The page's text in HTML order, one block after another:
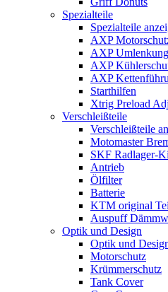
Spezialteile
Spezialteile
AXP
AXP
AXP
AXP
Starthilfen
Xtrig Preload
Verschleißteile
Verschleißteile
Motomaster
SKF Radlager-
Antrieb
Ölfilter
Batterie
KTM original
Auspuff
Optik und Design
Optik und
Motorschutz
Krümmerschutz
Tank Cover